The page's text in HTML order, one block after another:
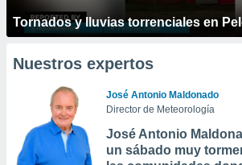
Tornados y lluvias torrenciales en
Nuestros expertos
José Antonio Maldonado
Director de Meteorología
José Antonio
un sábado muy